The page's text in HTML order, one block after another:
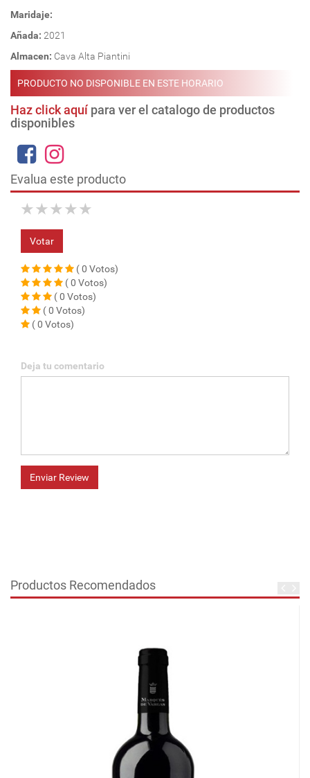
Maridaje:
Añada: 2021
Almacen: Cava Alta Piantini
PRODUCTO NO DISPONIBLE EN ESTE HORARIO
Haz click aquípara ver el catalogo de productos
disponibles
Evalua este producto
★
★
★
★
★
Votar
( 0 Votos)
( 0 Votos)
( 0 Votos)
( 0 Votos)
( 0 Votos)
Deja tu comentario
Enviar Review
Productos Recomendados